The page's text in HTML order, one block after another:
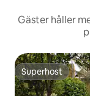
Gäster håller
Superhost
Superhost